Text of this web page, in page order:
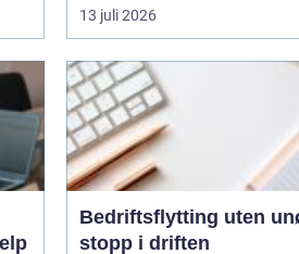
13 juli 2026
Bedriftsflytting uten
stopp i driften